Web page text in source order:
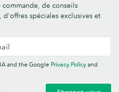
de conseils
spéciales exclusives et
and the Google Privacy Policy and
Policy Fonts
Sitemap
East Providence, RI 02914, USA -